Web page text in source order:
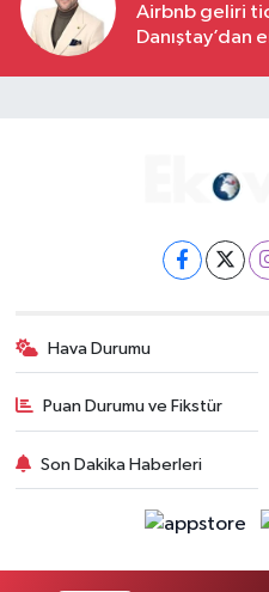
Airbnb geliri
Danıştay’dan
Hava Durumu
Puan Durumu ve Fikstür
Son Dakika Haberleri